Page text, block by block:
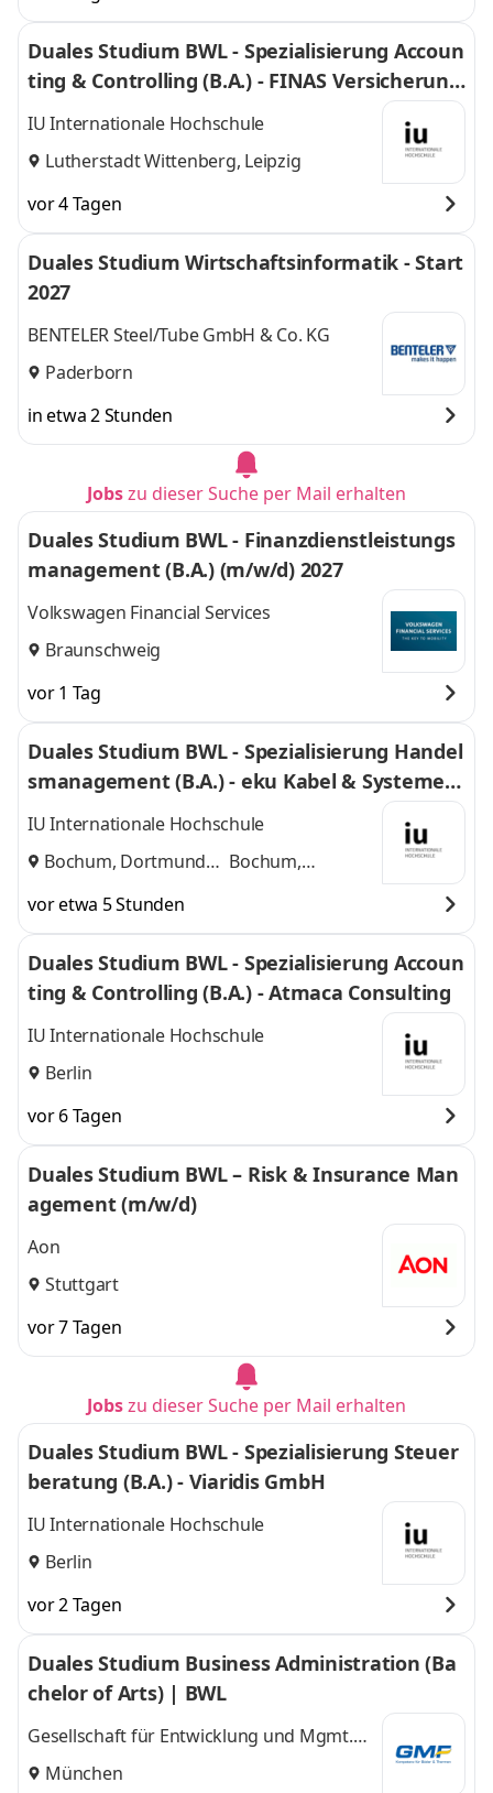
Duales Studium BWL - Spezialisierung Accoun
ting & Controlling (B.A.) - FINAS Versicherung
smakler GmbH
IU Internationale Hochschule
Lutherstadt Wittenberg, Leipzig
vor 4 Tagen
Duales Studium Wirtschaftsinformatik - Start
2027
BENTELER Steel/Tube GmbH & Co. KG
Paderborn
in etwa 2 Stunden
Jobszu dieser Suche per Mail erhalten
Duales Studium BWL - Finanzdienstleistungs
management (B.A.) (m/w/d) 2027
Volkswagen Financial Services
Braunschweig
vor 1 Tag
Duales Studium BWL - Spezialisierung Handel
smanagement (B.A.) - eku Kabel & Systeme G
mbH & Co. KG
IU Internationale Hochschule
Bochum, Dortmund
Bochum,
vor etwa 5 Stunden
Duales Studium BWL - Spezialisierung Accoun
ting & Controlling (B.A.) - Atmaca Consulting
IU Internationale Hochschule
Berlin
vor 6 Tagen
Duales Studium BWL – Risk & Insurance Man
agement (m/w/d)
Aon
Stuttgart
vor 7 Tagen
Jobszu dieser Suche per Mail erhalten
Duales Studium BWL - Spezialisierung Steuer
beratung (B.A.) - Viaridis GmbH
IU Internationale Hochschule
Berlin
vor 2 Tagen
Duales Studium Business Administration (Ba
chelor of Arts) | BWL
Gesellschaft für Entwicklung und Mgmt.
von Freizeitsystemen GMF GmbH & Co. KG
München